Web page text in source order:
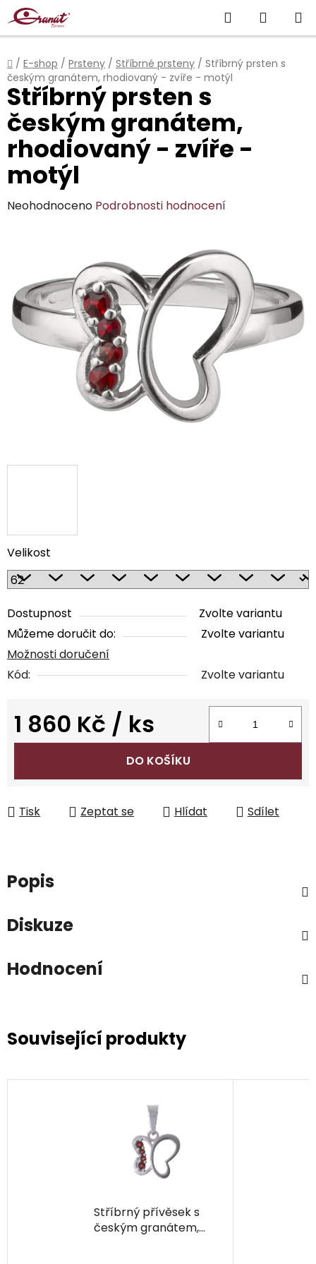
Přejít
na
obsah
Hledat
KOŠÍK
Domů
/ E-shop / Prsteny / Stříbrné prsteny / Stříbrný prsten s
českým granátem, rhodiovaný - zvíře - motýl
Velikost
Dostupnost
Zvolte variantu
Můžeme doručit do:
Zvolte variantu
Možnosti doručení
Kód:
Zvolte variantu
1 860 Kč / ks
Měrná cena:
DO KOŠÍKU
Tisk Zeptat se Hlídat Sdílet
Stříbrný prsten s
českým granátem,
rhodiovaný - zvíře -
motýl
Průměrné
hvězdiček.
Neohodnoceno Podrobnosti hodnocení
Popis
Diskuze
Hodnocení
Související produkty
Stříbrný přívěsek s
českým granátem,